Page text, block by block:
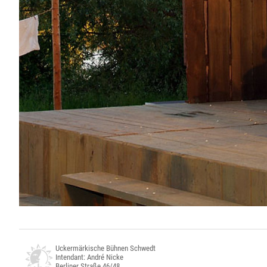
Uckermärkische Bühnen Schwedt
Intendant: André Nicke